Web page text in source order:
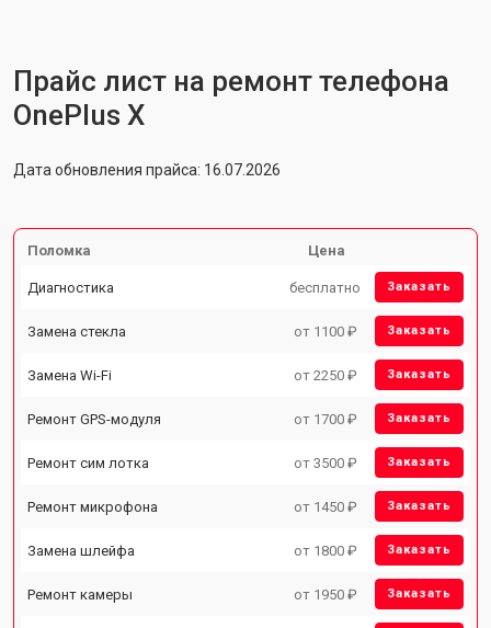
Прайс лист на ремонт телефона
OnePlus X
Дата обновления прайса: 16.07.2026
Поломка Цена
Диагностика бесплатно Заказать
Замена стекла от 1100 ₽ Заказать
Замена Wi-Fi от 2250 ₽ Заказать
Ремонт GPS-модуля от 1700 ₽ Заказать
Ремонт сим лотка от 3500 ₽ Заказать
Ремонт микрофона от 1450 ₽ Заказать
Замена шлейфа от 1800 ₽ Заказать
Ремонт камеры от 1950 ₽ Заказать